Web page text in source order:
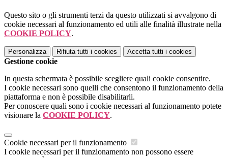
Questo sito o gli strumenti terzi da questo utilizzati si avvalgono di
cookie necessari al funzionamento ed utili alle finalità illustrate nella
COOKIE POLICY.
Personalizza Rifiuta tutti i cookies Accetta tutti i cookies
Gestione cookie
In questa schermata è possibile scegliere quali cookie consentire.
I cookie necessari sono quelli che consentono il funzionamento della
piattaforma e non è possibile disabilitarli.
Per conoscere quali sono i cookie necessari al funzionamento potete
visionare la COOKIE POLICY.
Cookie necessari per il funzionamento
I cookie necessari per il funzionamento non possono essere